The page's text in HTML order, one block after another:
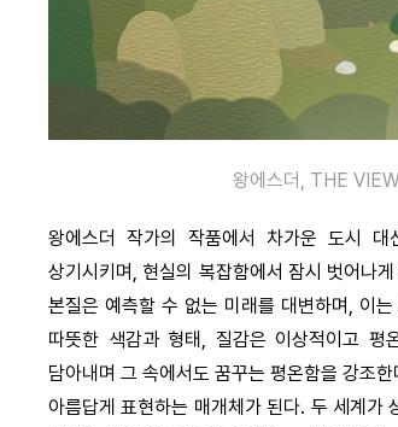
왕에스더, THE
왕에스더 작가의 작품에서 차가운 도시
상기시키며, 현실의 복잡함에서 잠시 벗어나
본질은 예측할 수 없는 미래를 대변하며, 이
따뜻한 색감과 형태, 질감은 이상적이고
담아내며 그 속에서도 꿈꾸는 평온함을 강조
아름답게 표현하는 매개체가 된다. 두 세계가